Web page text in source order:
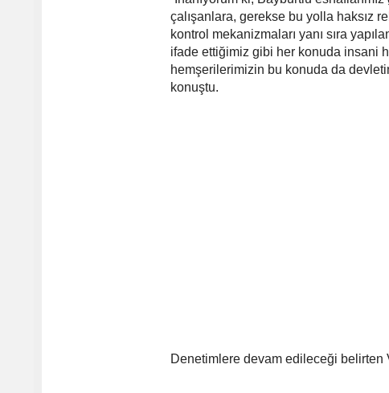
çalışanlara, gerekse bu yolla haksız
kontrol mekanizmaları yanı sıra
ifade ettiğimiz gibi her konuda insani
hemşerilerimizin bu konuda da
konuştu.
Denetimlere devam edileceği belirten